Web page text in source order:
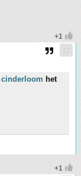
cinderloom het